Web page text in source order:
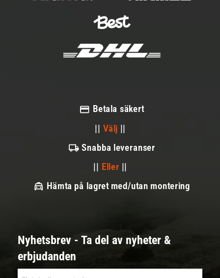
Betala säkert
|| Välj ||
Snabba leveranser
|| Eller ||
Hämta på lagret med/utan montering
Nyhetsbrev - Ta del av nyheter &
erbjudanden